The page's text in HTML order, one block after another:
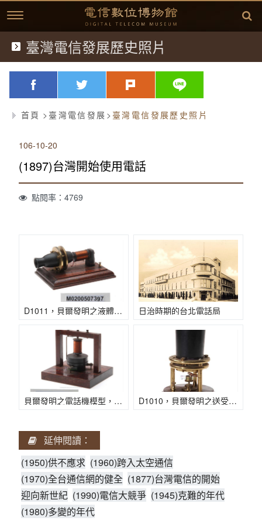
跳
到
主
要
典藏文物
歷史文獻
歷史影片
故事開始
(1877)台灣電信的開始
(1945)克難的年代
(1950)供不應求
(1960)跨入太空通信
(1970)全台通信網的健全
(1980)多變的年代
(1990)電信大競爭
延伸閱讀
相關資訊
相關網站
中華電信故事專區
方賢齊先生簡介
方賢齊先生大事記
生平剪影
追思影片(另開新視窗)
臺灣電信發展歷史照片
略過字型切換，社群分享工具列
facebook twitter plurk
首頁 臺灣電信發展 臺灣電信發展歷史照片
106-10-20
(1897)台灣開始使用電話
點閱率：4769
D1011，貝爾發明之液體送受話器模型，2件。18*45*15（長*寬*高∕公分）。1960年。 日治時期的台北電話局
貝爾發明之電話機模型，21x19x17cm，1960年。 D1010，貝爾發明之送受話器模型，1件。7*7*22（長*寬*高∕公分）。1960年。
延伸閱讀：
(1950)供不應求 (1960)跨入太空通信
(1970)全台通信網的健全 (1877)台灣電信的開始
迎向新世紀 (1990)電信大競爭 (1945)克難的年代
(1980)多變的年代